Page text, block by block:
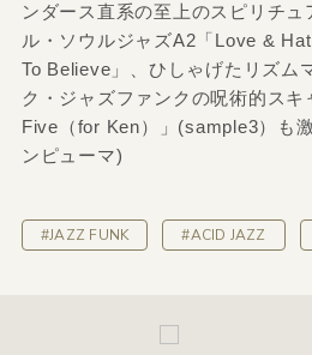
ンダース直系の至上のスピリチ
ル・ソウルジャズA2「Love &
To Believe」、ひしゃげたリズム
ク・ジャズファンクの呪術的ス
Five（for Ken）」(sample3）も
ンピューマ)
#JAZZ FUNK #ACID JAZZ